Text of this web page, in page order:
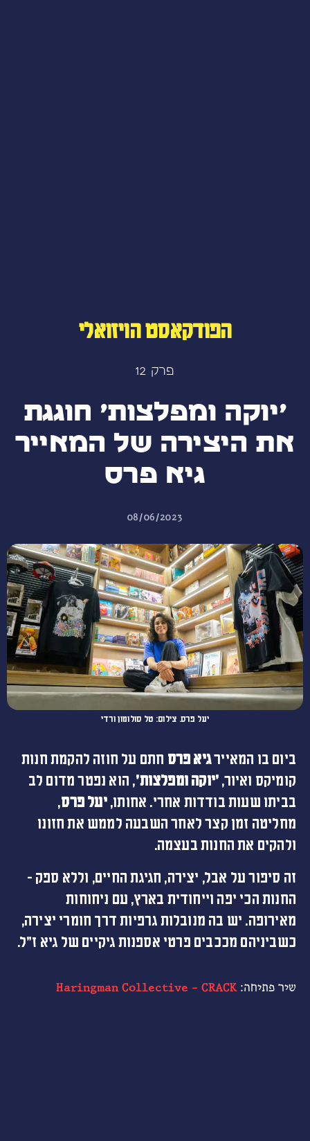
הפודקאסט הויזואלי
פרק 12
׳יוקה ומפלצות׳ חוגגת
את היצירה של המאייר
גיא פרס
08/06/2023
יעל פרס. צילום: טל סולומון ורדי
ביום בו המאיירגיא פרס חתם על חוזה להקמת חנות
קומיקס ואיור,׳יוקה ומפלצות׳, הוא נפטר מדום לב
בביתו שעות בודדות אחרי. אחותו,יעל פרס,
מחליטה זמן קצר לאחר השבעה לממש את חזונו
ולהקים את החנות בעצמה.
זה סיפור על אבל, יצירה, חגיגת החיים, וללא ספק –
החנות הכי יפה וייחודית בארץ, עם ניחוחות
מאירופה. יש בה מנובלות גרפיות דרך חומרי יצירה,
כשביניהם מככבים פרטי אספנות גיקיים של גיא ז״ל.
שיר פתיחה:Haringman Collective – CRACK